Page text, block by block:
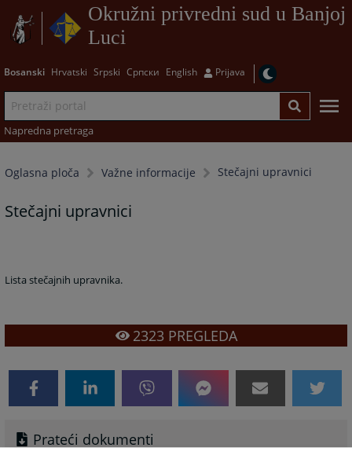
Okružni privredni sud u Banjoj
Luci
Bosanski Hrvatski Srpski Српски English Prijava
Napredna pretraga
Oglasna ploča Važne informacije Stečajni upravnici
Stečajni upravnici
Lista stečajnih upravnika.
2323PREGLEDA
Prateći dokumenti